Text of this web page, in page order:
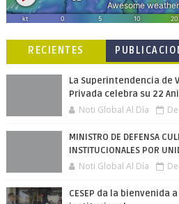
RECIENTES
La Superintendencia de
Privada celebra su 22
Noti Global Al Día
MINISTRO DE DEFENSA
INSTITUCIONALES POR
Noti Global Al Día
CESEP da la bienvenida